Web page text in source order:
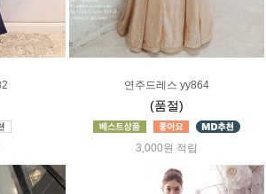
연주드레스 yy864
(품절)
3,000원 적립